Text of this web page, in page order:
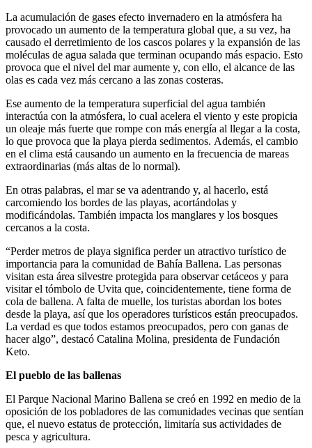
La acumulación de gases efecto invernadero en la atmósfera ha
provocado un aumento de la temperatura global que, a su vez, ha
causado el derretimiento de los cascos polares y la expansión de las
moléculas de agua salada que terminan ocupando más espacio. Esto
provoca que el nivel del mar aumente y, con ello, el alcance de las
olas es cada vez más cercano a las zonas costeras.
Ese aumento de la temperatura superficial del agua también
interactúa con la atmósfera, lo cual acelera el viento y este propicia
un oleaje más fuerte que rompe con más energía al llegar a la costa,
lo que provoca que la playa pierda sedimentos. Además, el cambio
en el clima está causando un aumento en la frecuencia de mareas
extraordinarias (más altas de lo normal).
En otras palabras, el mar se va adentrando y, al hacerlo, está
carcomiendo los bordes de las playas, acortándolas y
modificándolas. También impacta los manglares y los bosques
cercanos a la costa.
“Perder metros de playa significa perder un atractivo turístico de
importancia para la comunidad de Bahía Ballena. Las personas
visitan esta área silvestre protegida para observar cetáceos y para
visitar el tómbolo de Uvita que, coincidentemente, tiene forma de
cola de ballena. A falta de muelle, los turistas abordan los botes
desde la playa, así que los operadores turísticos están preocupados.
La verdad es que todos estamos preocupados, pero con ganas de
hacer algo”, destacó Catalina Molina, presidenta de Fundación
Keto.
El pueblo de las ballenas
El Parque Nacional Marino Ballena se creó en 1992 en medio de la
oposición de los pobladores de las comunidades vecinas que sentían
que, el nuevo estatus de protección, limitaría sus actividades de
pesca y agricultura.